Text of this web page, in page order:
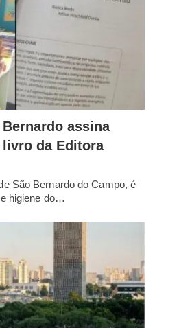
assina
da Editora
São Bernardo do Campo, é
higiene do…